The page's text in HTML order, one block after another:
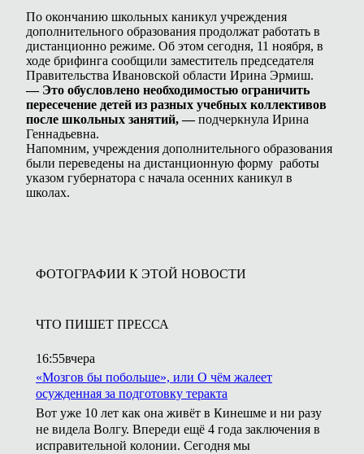
По окончанию школьных каникул учреждения
дополнительного образования продолжат работать в
дистанционно режиме. Об этом сегодня, 11 ноября, в
ходе брифинга сообщили заместитель председателя
Правительства Ивановской области Ирина Эрмиш.
— Это обусловлено необходимостью ограничить
пересечение детей из разных учебных коллективов
после школьных занятий, —подчеркнула Ирина
Геннадьевна.
Напомним, учреждения дополнительного образования
были переведены на дистанционную форму работы
указом губернатора с начала осенних каникул в
школах.
ФОТОГРАФИИ К ЭТОЙ НОВОСТИ
ЧТО ПИШЕТ ПРЕССА
16:55вчера
«Мозгов бы побольше», или О чём жалеет
осужденная за подготовку теракта
Вот уже 10 лет как она живёт в Кинешме и ни разу
не видела Волгу. Впереди ещё 4 года заключения в
исправительной колонии. Сегодня мы